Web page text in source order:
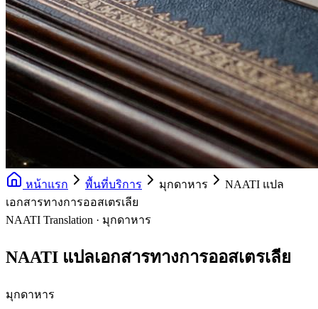
หน้าแรก พื้นที่บริการ มุกดาหาร
NAATI แปล
เอกสารทางการออสเตรเลีย
NAATI Translation · มุกดาหาร
NAATI แปลเอกสารทางการออสเตรเลีย
มุกดาหาร